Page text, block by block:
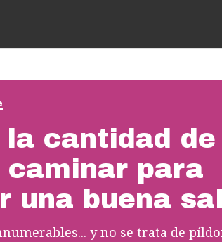
la cantidad de
para
una buena
y no se trata de